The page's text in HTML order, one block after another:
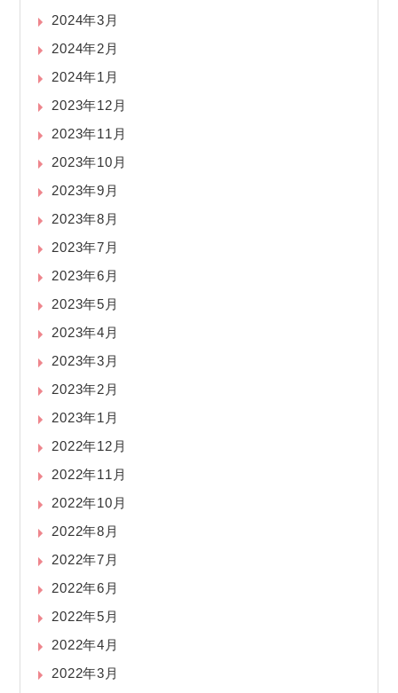
2024年3月
2024年2月
2024年1月
2023年12月
2023年11月
2023年10月
2023年9月
2023年8月
2023年7月
2023年6月
2023年5月
2023年4月
2023年3月
2023年2月
2023年1月
2022年12月
2022年11月
2022年10月
2022年8月
2022年7月
2022年6月
2022年5月
2022年4月
2022年3月